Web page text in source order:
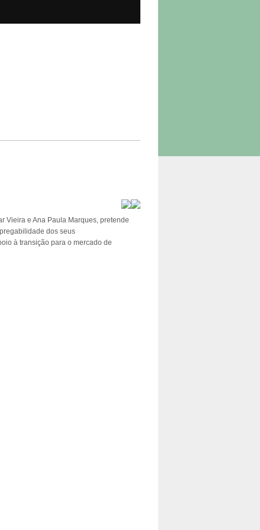
Vieira e Ana Paula Marques, pretende
dos seus
à transição para o mercado de